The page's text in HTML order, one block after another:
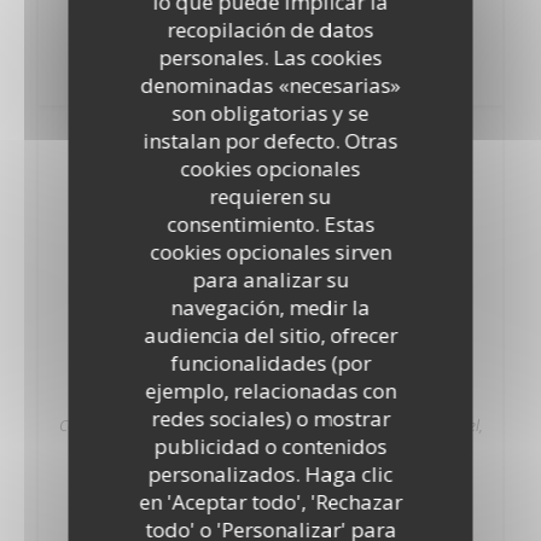
recopilación de datos
personales. Las cookies
denominadas «necesarias»
son obligatorias y se
instalan por defecto. Otras
cookies opcionales
requieren su
consentimiento. Estas
cookies opcionales sirven
para analizar su
navegación, medir la
audiencia del sitio, ofrecer
funcionalidades (por
ejemplo, relacionadas con
redes sociales) o mostrar
publicidad o contenidos
personalizados. Haga clic
en 'Aceptar todo', 'Rechazar
todo' o 'Personalizar' para
16,90 EUR
Plats du jour, consulter sur place Sur place ou à emporter,
supplément 2€
NOS P'TITS DESSERTS
Riz au lait de mon enfance
8,00 EUR
Riz au lait, vanille Bourbon, fleur de lait. Caramel, chocolat ou
fruit rouge résinés, (pomme fruit rôtie, supplément 1€)
LISTA DE ALÉRGENOS
Caillebotte de tante Aline
8,00 EUR
Caillebotte, fleur de lait fouetté vanille de Bourbon. Café, caramel,
miel ou résiné de fruits rouges.
Flanfion
8,00 EUR